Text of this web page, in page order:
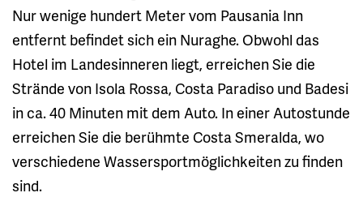
Nur wenige hundert Meter vom Pausania Inn
entfernt befindet sich ein Nuraghe. Obwohl das
Hotel im Landesinneren liegt, erreichen Sie die
Strände von Isola Rossa, Costa Paradiso und Badesi
in ca. 40 Minuten mit dem Auto. In einer Autostunde
erreichen Sie die berühmte Costa Smeralda, wo
verschiedene Wassersportmöglichkeiten zu finden
sind.